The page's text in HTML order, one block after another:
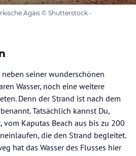
Ägäis © Shutterstock -
neben seiner wunderschönen
Wasser, noch eine weitere
Denn der Strand ist nach dem
Tatsächlich kannst Du,
vom Kaputas Beach aus bis zu 200
die den Strand begleitet.
hat das Wasser des Flusses hier